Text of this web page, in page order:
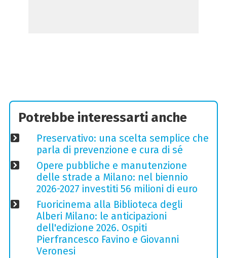
Potrebbe interessarti anche
Preservativo: una scelta semplice che
parla di prevenzione e cura di sé
Opere pubbliche e manutenzione
delle strade a Milano: nel biennio
2026-2027 investiti 56 milioni di euro
Fuoricinema alla Biblioteca degli
Alberi Milano: le anticipazioni
dell'edizione 2026. Ospiti
Pierfrancesco Favino e Giovanni
Veronesi